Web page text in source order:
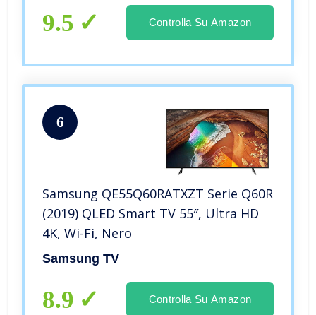
9.5 Controlla Su Amazon
6
Samsung QE55Q60RATXZT Serie Q60R
(2019) QLED Smart TV 55″, Ultra HD
4K, Wi-Fi, Nero
Samsung TV
8.9 Controlla Su Amazon